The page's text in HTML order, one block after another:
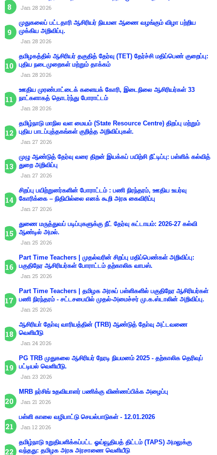
Jan 28 2026
முதுகலைப் பட்டதாரி ஆசிரியர் நியமன ஆணை வழங்கும் விழா பற்றிய
முக்கிய அறிவிப்பு.
Jan 28 2026
தமிழகத்தில் ஆசிரியர் தகுதித் தேர்வு (TET) தேர்ச்சி மதிப்பெண் குறைப்பு:
புதிய நடைமுறைகள் மற்றும் தாக்கம்
Jan 28 2026
ஊதிய முரண்பாட்டைக் களையக் கோரி, இடைநிலை ஆசிரியர்கள் 33
நாட்களாகத் தொடர்ந்து போராட்டம்
Jan 28 2026
தமிழ்நாடு மாநில வள மையம் (State Resource Centre) திறப்பு மற்றும்
புதிய பாடப்புத்தகங்கள் குறித்த அறிவிப்புகள்.
Jan 27 2026
முழு ஆண்டுத் தேர்வு வரை திறன் இயக்கப் பயிற்சி நீட்டிப்பு: பள்ளிக் கல்வித்
துறை அறிவிப்பு
Jan 27 2026
சிறப்பு பயிற்றுனர்களின் போராட்டம் : பணி நிரந்தரம், ஊதிய உயர்வு
கோரிக்கை – நிதியில்லை எனக் கூறி அரசு கைவிரிப்பு
Jan 27 2026
துணை மருத்துவப் படிப்புகளுக்கு நீட் தேர்வு கட்டாயம்: 2026-27 கல்வி
ஆண்டில் அமல்.
Jan 25 2026
Part Time Teachers | முதல்வரின் சிறப்பு மதிப்பெண்கள் அறிவிப்பு:
பகுதிநேர ஆசிரியர்கள் போராட்டம் தற்காலிக வாபஸ்.
Jan 25 2026
Part Time Teachers | தமிழக அரசுப் பள்ளிகளில் பகுதிநேர ஆசிரியர்கள்
பணி நிரந்தரம் - சட்டசபையில் முதல்-அமைச்சர் மு.க.ஸ்டாலின் அறிவிப்பு.
Jan 25 2026
ஆசிரியா் தோ்வு வாரியத்தின் (TRB) ஆண்டுத் தோ்வு அட்டவணை
வெளியீடு
Jan 24 2026
PG TRB முதுகலை ஆசிரியர் நேரடி நியமனம் 2025 - தற்காலிக தெரிவுப்
பட்டியல் வெளியீடு.
Jan 23 2026
MRB நர்சிங் உதவியாளர் பணிக்கு விண்ணப்பிக்க அழைப்பு
Jan 21 2026
பள்ளி காலை வழிபாட்டு செயல்பாடுகள் - 12.01.2026
Jan 12 2026
தமிழ்நாடு உறுதியளிக்கப்பட்ட ஓய்வூதியத் திட்டம் (TAPS) அமலுக்கு
வந்தது: தமிழக அரசு அரசாணை வெளியீடு